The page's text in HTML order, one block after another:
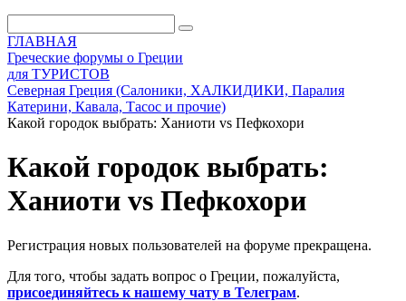
ГЛАВНАЯ
Греческие форумы о Греции
для ТУРИСТОВ
Северная Греция (Салоники, ХАЛКИДИКИ, Паралия
Катерини, Кавала, Тасос и прочие)
Какой городок выбрать: Ханиоти vs Пефкохори
Какой городок выбрать:
Ханиоти vs Пефкохори
Регистрация новых пользователей на форуме прекращена.
Для того, чтобы задать вопрос о Греции, пожалуйста,
присоединяйтесь к нашему чату в Телеграм.